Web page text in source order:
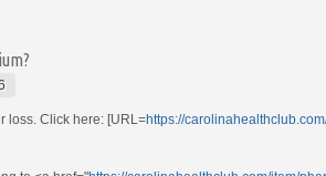
loss. Click here: [URL=https://